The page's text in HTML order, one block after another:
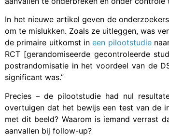
In het nieuwe artikel geven de
om te mislukken. Zoals ze uitleggen, was
de primaire uitkomst ineen pilootstudie
RCT [gerandomiseerde gecontroleerde
postrandomisatie in het voordeel van de
significant was.”
Precies – de pilootstudie had nul
overtuigen dat het bewijs een test van de
met dit beeld? Waarom is iemand verrast
aanvallen bij follow-up?